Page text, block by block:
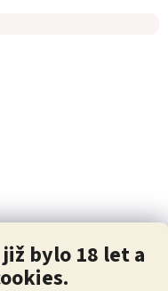
bylo 18 let a